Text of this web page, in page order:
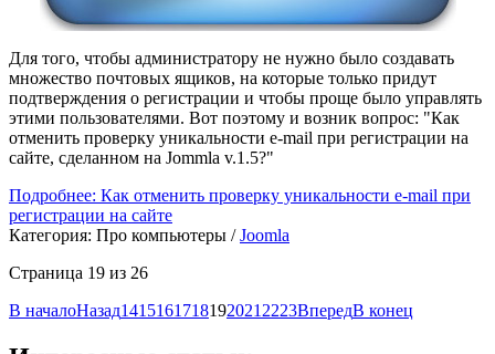
Для того, чтобы администратору не нужно было создавать
множество почтовых ящиков, на которые только придут
подтверждения о регистрации и чтобы проще было управлять
этими пользователями. Вот поэтому и возник вопрос: "Как
отменить проверку уникальности e-mail при регистрации на
сайте, сделанном на Jommla v.1.5?"
Подробнее: Как отменить проверку уникальности e-mail при
регистрации на сайте
Категория: Про компьютеры /Joomla
Страница 19 из 26
В началоНазад1415161718192021 2223ВпередВ конец